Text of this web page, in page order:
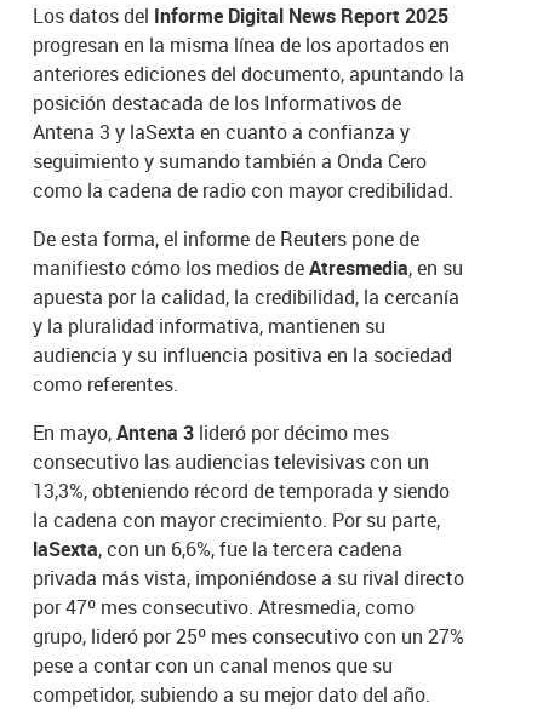
Los datos del Informe Digital News Report 2025
progresan en la misma línea de los aportados en
anteriores ediciones del documento, apuntando la
posición destacada de los Informativos de
Antena 3 y laSexta en cuanto a confianza y
seguimiento y sumando también a Onda Cero
como la cadena de radio con mayor credibilidad.
De esta forma, el informe de Reuters pone de
manifiesto cómo los medios deAtresmedia, en su
apuesta por la calidad, la credibilidad, la cercanía
y la pluralidad informativa, mantienen su
audiencia y su influencia positiva en la sociedad
como referentes.
En mayo,Antena 3 lideró por décimo mes
consecutivo las audiencias televisivas con un
13,3%, obteniendo récord de temporada y siendo
la cadena con mayor crecimiento. Por su parte,
laSexta, con un 6,6%, fue la tercera cadena
privada más vista, imponiéndose a su rival directo
por 47º mes consecutivo. Atresmedia, como
grupo, lideró por 25º mes consecutivo con un 27%
pese a contar con un canal menos que su
competidor, subiendo a su mejor dato del año.